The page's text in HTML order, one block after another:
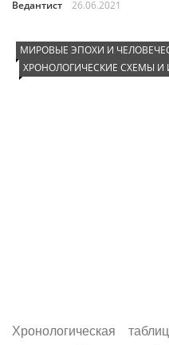
Ведантист 26.06.2021
МИРОВЫЕ ЭПОХИ И
ХРОНОЛОГИЧЕСКИЕ СХЕМЫ
Хронологическая